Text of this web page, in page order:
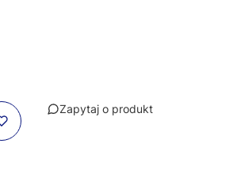
Zapytaj o produkt